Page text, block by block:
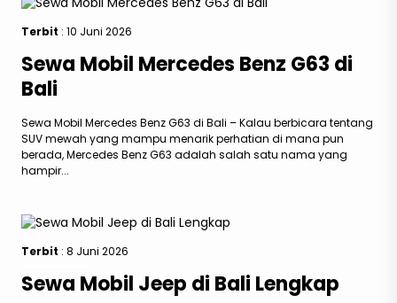
Terbit : 10 Juni 2026
Sewa Mobil Mercedes Benz G63 di
Bali
Sewa Mobil Mercedes Benz G63 di Bali – Kalau berbicara tentang
SUV mewah yang mampu menarik perhatian di mana pun
berada, Mercedes Benz G63 adalah salah satu nama yang
hampir...
Terbit : 8 Juni 2026
Sewa Mobil Jeep di Bali Lengkap